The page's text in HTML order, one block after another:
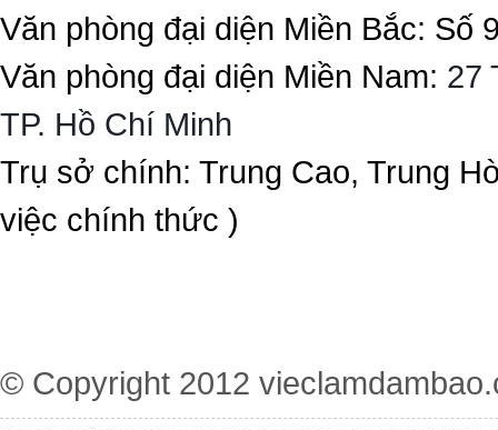
Văn phòng đại diện Miền Bắc:
Văn phòng đại diện Miền Nam: 27
TP. Hồ Chí Minh
Trụ sở chính: Trung Cao, Trung
việc chính thức )
© Copyright 2012